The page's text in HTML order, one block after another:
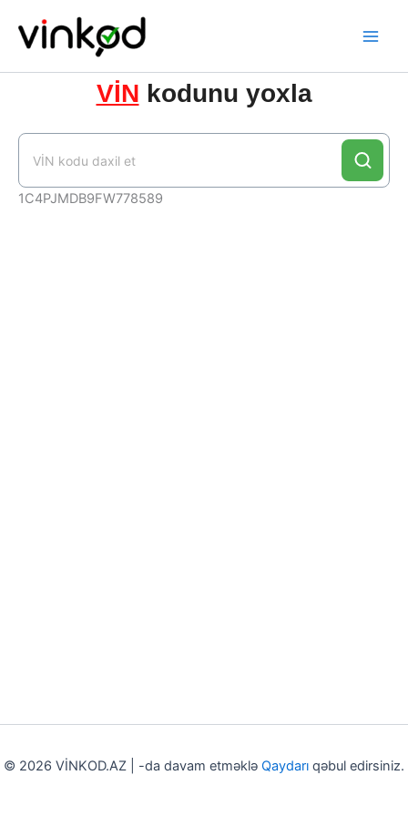
content
VİN kodunu yoxla
1C4PJMDB9FW778589
© 2026 VİNKOD.AZ | -da davam etməklə Qaydarı qəbul edirsiniz.